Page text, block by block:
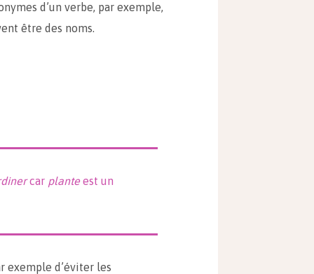
d’un verbe, par exemple,
être des noms.
car planteest un
exemple d’éviter les